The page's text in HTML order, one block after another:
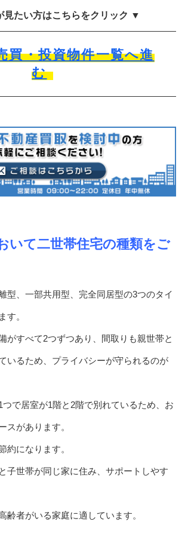
見たい方はこちらをクリック ▼
買・投資物件一覧へ進
む
いて二世帯住宅の種類をご
型、一部共用型、完全同居型の3つのタイ
す。
がすべて2つずつあり、間取りも親世帯と
いるため、プライバシーが守られるのが
で居室が1階と2階で別れているため、お
スがあります。
約になります。
子世帯が同じ家に住み、サポートしやす
齢者がいる家庭に適しています。